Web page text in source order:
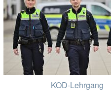
KOD-Lehrgang